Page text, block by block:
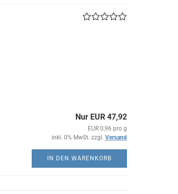
Nur EUR 47,92
EUR 0,96 pro g
inkl. 0% MwSt. zzgl. Versand
IN DEN WARENKORB